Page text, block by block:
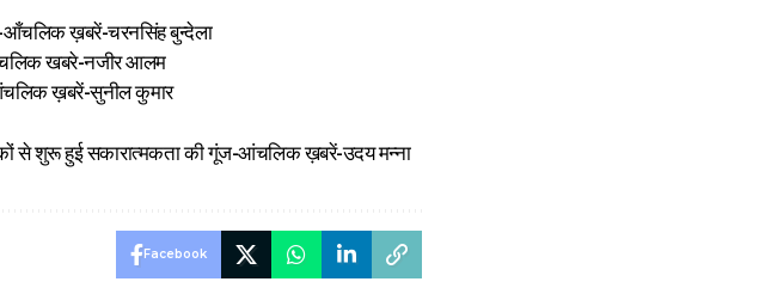
आँचलिक ख़बरें-चरनसिंह बुन्देला
आंचलिक खबरे-नजीर आलम
ख़बरें-सुनील कुमार
से शुरू हुई सकारात्मकता की गूंज-आंचलिक ख़बरें-उदय मन्ना
Facebook